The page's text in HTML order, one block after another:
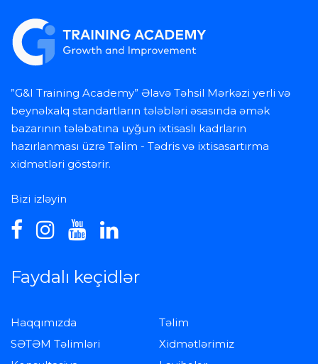
”G&I Training Academy” Əlavə Təhsil Mərkəzi yerli və
beynəlxalq standartların tələbləri əsasında əmək
bazarının tələbatına uyğun ixtisaslı kadrların
hazırlanması üzrə Təlim - Tədris və ixtisasartırma
xidmətləri göstərir.
Bizi izləyin
Faydalı keçidlər
Haqqımızda
Təlim
SƏTƏM Təlimləri
Xidmətlərimiz